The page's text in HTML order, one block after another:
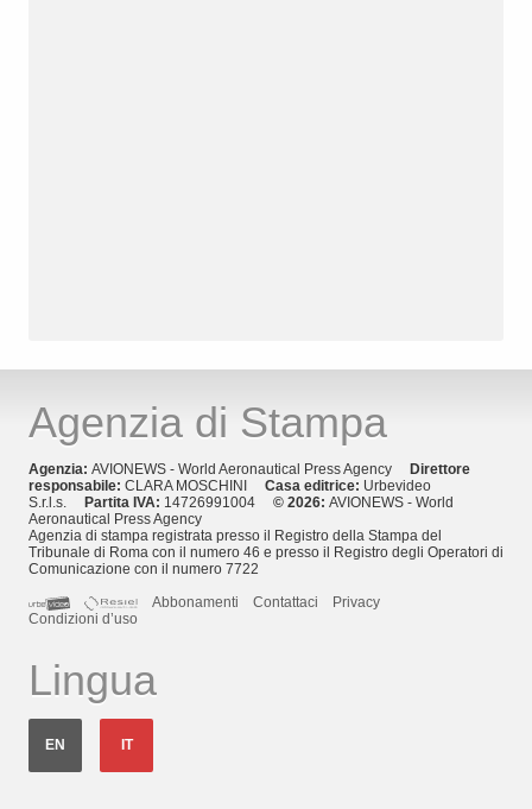
Agenzia di Stampa
Agenzia: AVIONEWS - World Aeronautical Press Agency
Direttore
responsabile: CLARA MOSCHINI Casa editrice: Urbevideo
S.r.l.s.
Partita IVA: 14726991004 © 2026: AVIONEWS - World
Aeronautical Press Agency
Agenzia di stampa registrata presso il Registro della Stampa del
Tribunale di Roma con il numero 46 e presso il Registro degli Operatori di
Comunicazione con il numero 7722
Abbonamenti
Contattaci
Privacy
Condizioni d’uso
Lingua
EN IT